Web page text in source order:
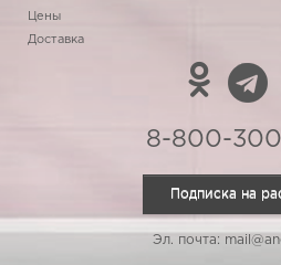
Цены
Доставка
8-800-
Подписка на
Эл. почта: